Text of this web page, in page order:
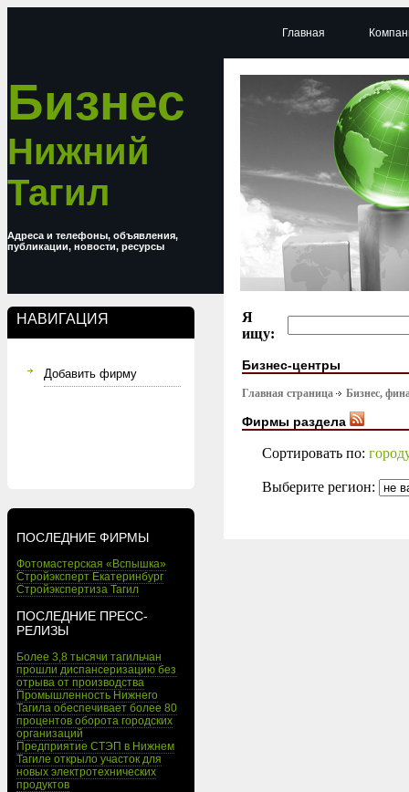
Бизнес
Нижний
Тагил
Адреса и телефоны, объявления,
публикации, новости, ресурсы
НАВИГАЦИЯ
Добавить фирму
ПОСЛЕДНИЕ ФИРМЫ
Фотомастерская «Вспышка»
Стройэксперт Екатеринбург
Стройэкспертиза Тагил
ПОСЛЕДНИЕ ПРЕСС-
РЕЛИЗЫ
Более 3,8 тысячи тагильчан
прошли диспансеризацию без
отрыва от производства
Промышленность Нижнего
Тагила обеспечивает более 80
процентов оборота городских
организаций
Предприятие СТЭП в Нижнем
Тагиле открыло участок для
новых электротехнических
продуктов
Главная
Я
ищу:
Бизнес-центры
Главная страница Бизнес,
Фирмы раздела
Сортировать по:
Выберите регион: